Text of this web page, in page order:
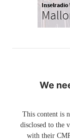
Inselradio
We
This content is
disclosed to the
with their